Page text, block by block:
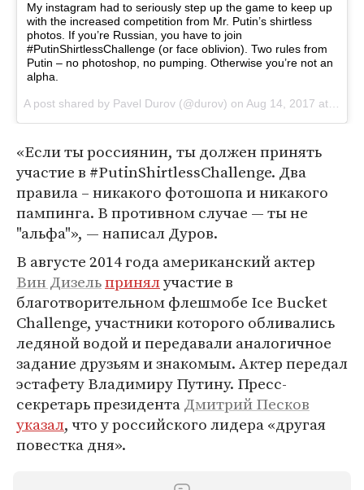
My instagram had to seriously step up the game to keep up
with the increased competition from Mr. Putin’s shirtless
photos. If you’re Russian, you have to join
#PutinShirtlessChallenge (or face oblivion). Two rules from
Putin – no photoshop, no pumping. Otherwise you’re not an
alpha.
A post shared by Pavel Durov (@durov) on Aug 14, 2017 at 12:52pm PDT
«Если ты россиянин, ты должен принять
участие в #PutinShirtlessChallenge. Два
правила – никакого фотошопа и никакого
пампинга. В противном случае — ты не
"альфа"», — написал Дуров.
В августе 2014 года американский актер
Вин Дизельпринялучастие в
благотворительном флешмобе Ice Bucket
Challenge, участники которого обливались
ледяной водой и передавали аналогичное
задание друзьям и знакомым. Актер передал
эстафету Владимиру Путину. Пресс-
секретарь президентаДмитрий Песков
указал, что у российского лидера «другая
повестка дня».